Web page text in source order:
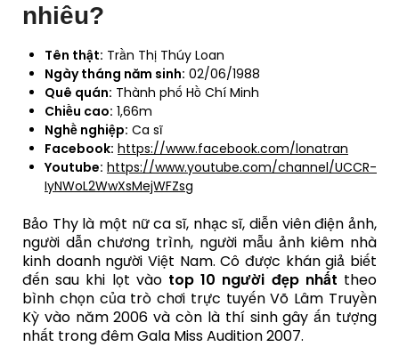
nhiêu?
Tên thật: Trần Thị Thúy Loan
Ngày tháng năm sinh: 02/06/1988
Quê quán: Thành phố Hồ Chí Minh
Chiều cao: 1,66m
Nghề nghiệp: Ca sĩ
Facebook: https://www.facebook.com/lonatran
Youtube: https://www.youtube.com/channel/UCCR-
IyNWoL2WwXsMejWFZsg
Bảo Thy là một nữ ca sĩ, nhạc sĩ, diễn viên điện ảnh,
người dẫn chương trình, người mẫu ảnh kiêm nhà
kinh doanh người Việt Nam. Cô được khán giả biết
đến sau khi lọt vào top 10 người đẹp nhất theo
bình chọn của trò chơi trực tuyến Võ Lâm Truyền
Kỳ vào năm 2006 và còn là thí sinh gây ấn tượng
nhất trong đêm Gala Miss Audition 2007.